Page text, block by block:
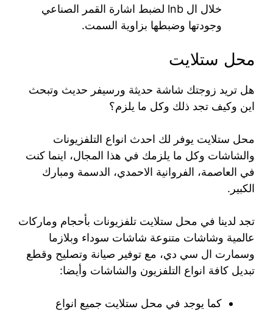
خلال ال lnb لضبط اشارة القمر الصناعي
وجودتها وضبطها بزاوية السمت.
محل ستلايت
هل تريد زوجتك شاشة حديثة ورسيفر حديث وتبحث
اين وكيف تجد ذلك وكل ما يلزم؟
محل ستلايت يوفر لك احدث انواع التلفزيونات
والشاشات وكل ما يلزمك في هذا المجال، اينما كنت
في العاصمة، الفروانية الاحمدي، الدسمة ومبارك
الكبير.
تجد لدينا في محل ستلايت تلفزيونات بأحجام وماركات
عالمية وشاشات متنوعة شاشات سوداء وبلازما
وسمارت ال سي دي، مع توفير صيانة وتصليح وقطع
تبديل كافة انواع التلفزيون والشاشات وأيضا:
كما يوجد في محل ستلايت جميع انواع